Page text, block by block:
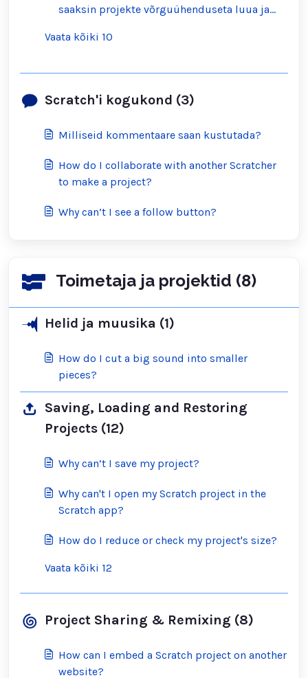
saaksin projekte võrguühenduseta luua ja
Vaata kõiki 10
Scratch'i kogukond (3)
Milliseid kommentaare saan kustutada?
How do I collaborate with another Scratcher
to make a project?
Why can’t I see a follow button?
Toimetaja ja projektid (8)
Helid ja muusika (1)
How do I cut a big sound into smaller
pieces?
Saving, Loading and Restoring
Projects (12)
Why can’t I save my project?
Why can't I open my Scratch project in the
Scratch app?
How do I reduce or check my project's size?
Vaata kõiki 12
Project Sharing & Remixing (8)
How can I embed a Scratch project on another
website?